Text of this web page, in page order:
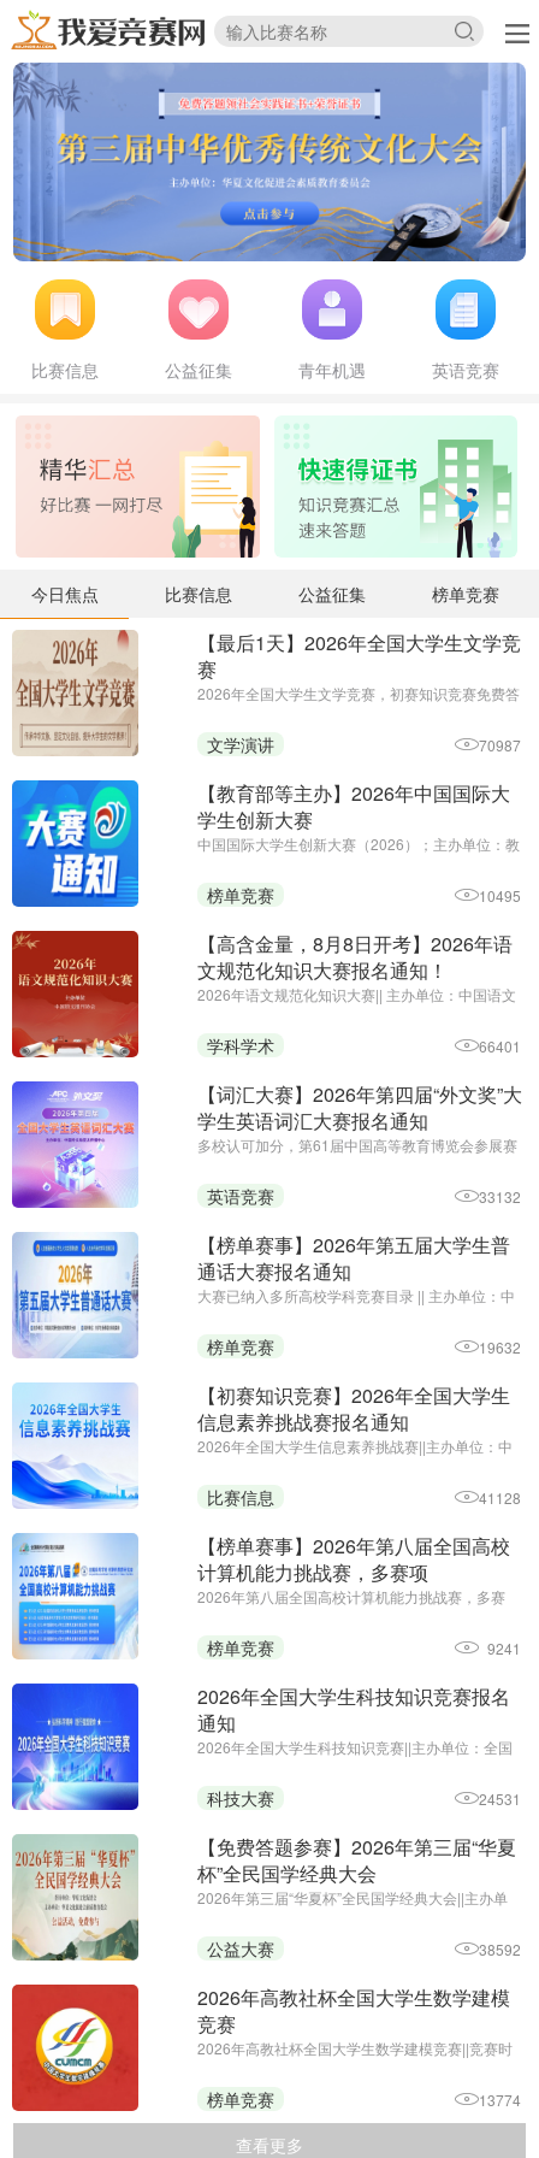
比赛信息 公益征集 青年机遇 英语竞赛
今日焦点 比赛信息 公益征集 榜单竞赛
【最后1天】2026年全国大学生文学竞
赛
2026年全国大学生文学竞赛，初赛知识竞赛免费答
组委会、北京中华文化发展协会、黑龙江省创新教
育研究院
文学演讲 70987
【教育部等主办】2026年中国国际大
学生创新大赛
中国国际大学生创新大赛（2026）；主办单位：教
委、工业和信息化部、人力资源社会保障部、农业
农村部、中国科学院、中国工程院、国家知识产权
榜单竞赛 10495
【高含金量，8月8日开考】2026年语
文规范化知识大赛报名通知！
2026年语文规范化知识大赛|| 主办单位：中国语文
学科学术 66401
【词汇大赛】2026年第四届“外文奖”大
学生英语词汇大赛报名通知
多校认可加分，第61届中国高等教育博览会参展赛
英语竞赛 33132
【榜单赛事】2026年第五届大学生普
通话大赛报名通知
大赛已纳入多所高校学科竞赛目录 || 主办单位：中
http://pth.52jingsai.com/
榜单竞赛 19632
【初赛知识竞赛】2026年全国大学生
信息素养挑战赛报名通知
2026年全国大学生信息素养挑战赛||主办单位：中
免费报名参赛
比赛信息 41128
【榜单赛事】2026年第八届全国高校
计算机能力挑战赛，多赛项
2026年第八届全国高校计算机能力挑战赛，多赛
位：全国高等学校计算机教育研究会
榜单竞赛 9241
2026年全国大学生科技知识竞赛报名
通知
2026年全国大学生科技知识竞赛||主办单位：全国
2026年10月22日
科技大赛 24531
【免费答题参赛】2026年第三届“华夏
杯”全民国学经典大会
2026年第三届“华夏杯”全民国学经典大会||主办单
2026年4月2日至12月31日 || 为进一步推进学习贯
彻习近平新时代中国特色社会主义思想主题教育走
公益大赛 38592
2026年高教社杯全国大学生数学建模
竞赛
2026年高教社杯全国大学生数学建模竞赛||竞赛时
榜单竞赛 13774
查看更多